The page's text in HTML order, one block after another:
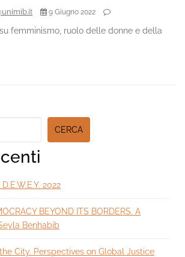
9 Giugno 2022
femminismo, ruolo delle donne e della
CERCA
2022
BEYOND ITS BORDERS. A
Benhabib
City. Perspectives on Global Justice